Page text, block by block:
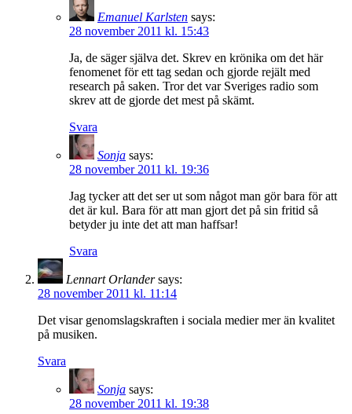
Emanuel Karlsten says:
28 november 2011 kl. 15:43
Ja, de säger själva det. Skrev en krönika om det här
fenomenet för ett tag sedan och gjorde rejält med
research på saken. Tror det var Sveriges radio som
skrev att de gjorde det mest på skämt.
Svara
Sonja says:
28 november 2011 kl. 19:36
Jag tycker att det ser ut som något man gör bara för att
det är kul. Bara för att man gjort det på sin fritid så
betyder ju inte det att man haffsar!
Svara
Lennart Orlander says:
28 november 2011 kl. 11:14
Det visar genomslagskraften i sociala medier mer än kvalitet
på musiken.
Svara
Sonja says:
28 november 2011 kl. 19:38